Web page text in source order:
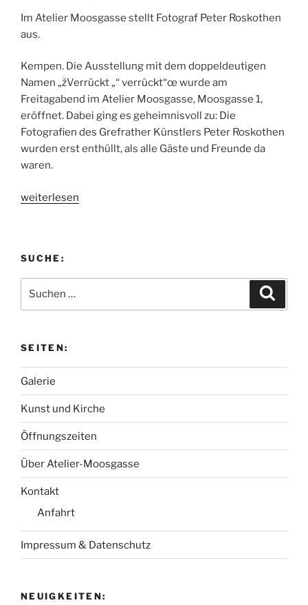
Im Atelier Moosgasse stellt Fotograf Peter Roskothen
aus.
Kempen. Die Ausstellung mit dem doppeldeutigen
Namen „žVerrückt „“ verrückt“œ wurde am
Freitagabend im Atelier Moosgasse, Moosgasse 1,
eröffnet. Dabei ging es geheimnisvoll zu: Die
Fotografien des Grefrather Künstlers Peter Roskothen
wurden erst enthüllt, als alle Gäste und Freunde da
waren.
„WZ
„Verrückt
–
Verrückt““
weiterlesen
SUCHE:
nach:
SEITEN:
Galerie
Kunst und Kirche
Öffnungszeiten
Über Atelier-Moosgasse
Kontakt
Anfahrt
Impressum & Datenschutz
NEUIGKEITEN: